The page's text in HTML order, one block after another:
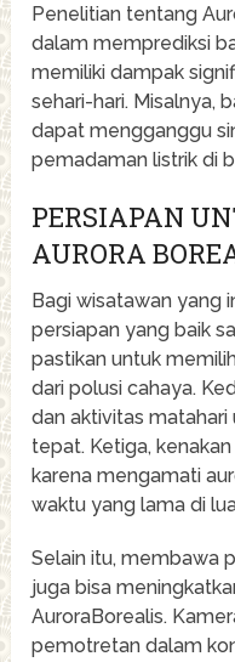
Penelitian tentang
dalam memprediksi
memiliki dampak
sehari-hari. Misalnya,
dapat mengganggu
pemadaman listrik di
PERSIAPAN
AURORA
Bagi wisatawan yang
persiapan yang baik
pastikan untuk
dari polusi cahaya.
dan aktivitas
tepat. Ketiga,
karena mengamati
waktu yang lama di
Selain itu, membawa
juga bisa
AuroraBorealis.
pemotretan dalam